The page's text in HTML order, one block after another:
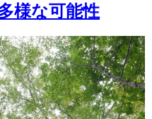
様な可能性